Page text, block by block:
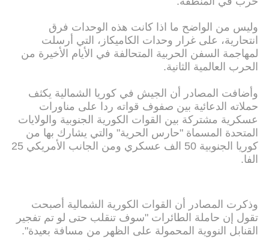
وليس من الواضح ما اذا كانت هذه الوحدات فرق
انتحارية، على غرار وحدات الكاميكاز، التي أرسلت
لمهاجمة السفن الحربية المتحالفة في الأيام الأخيرة من
الحرب العالمية الثانية.
وأضافت المصادر أن الجيش في كوريا الشمالية يكثف
حملاته الدعائية بين صفوف قواته ردا على مناورات
عسكرية مشتركة بين القوات الكورية الجنوبية والولايات
المتحدة المسماة "حارس الحرية" والتي يشارك بها من
كوريا الجنوبية 50 الف عسكري ومن الجانب الأمريكي 25
الفا.
وذكرت المصادر أن القوات الكورية الشمالية أصبحت
تقول إن حاملة الطائرات "سوف تنقلب حتى لو تم تفجير
القنابل النووية المحمولة على الظهر من مسافة بعيدة".